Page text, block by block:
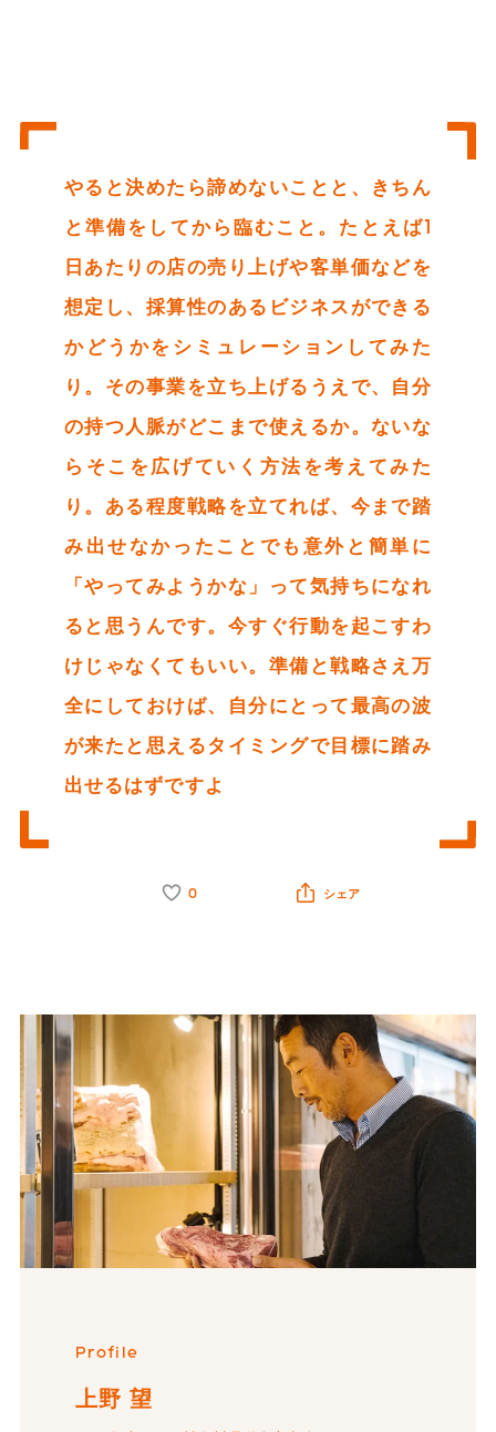
やると決めたら諦めないことと、きちん
と準備をしてから臨むこと。たとえば1
日あたりの店の売り上げや客単価などを
想定し、採算性のあるビジネスができる
かどうかをシミュレーションしてみた
り。その事業を立ち上げるうえで、自分
の持つ人脈がどこまで使えるか。ないな
らそこを広げていく方法を考えてみた
り。ある程度戦略を立てれば、今まで踏
み出せなかったことでも意外と簡単に
「やってみようかな」って気持ちになれ
ると思うんです。今すぐ行動を起こすわ
けじゃなくてもいい。準備と戦略さえ万
全にしておけば、自分にとって最高の波
が来たと思えるタイミングで目標に踏み
出せるはずですよ
0 シェア
Profile
上野 望